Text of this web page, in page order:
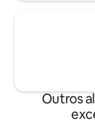
Outros